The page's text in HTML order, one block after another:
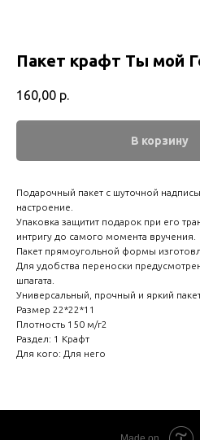
Пакет крафт Ты мой
160,00 р.
В корзину
Подарочный пакет с шуточной
настроение.
Упаковка защитит подарок при его
интригу до самого момента вручения.
Пакет прямоугольной формы
Для удобства переноски
шпагата.
Универсальный, прочный и яркий
Размер 22*22*11
Плотность 150 м/г2
Раздел: 1 Крафт
Для кого: Для него